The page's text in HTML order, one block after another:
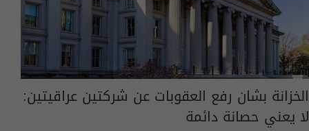
الخزانة بشان رفع العقوبات عن شركتين عراقيتين:
لا يعني حصانة دائمة